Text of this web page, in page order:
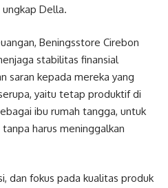
ungkap Della.
Beningsstore Cirebon
stabilitas finansial
saran kepada mereka yang
yaitu tetap produktif di
ibu rumah tangga, untuk
harus meninggalkan
dan fokus pada kualitas produk